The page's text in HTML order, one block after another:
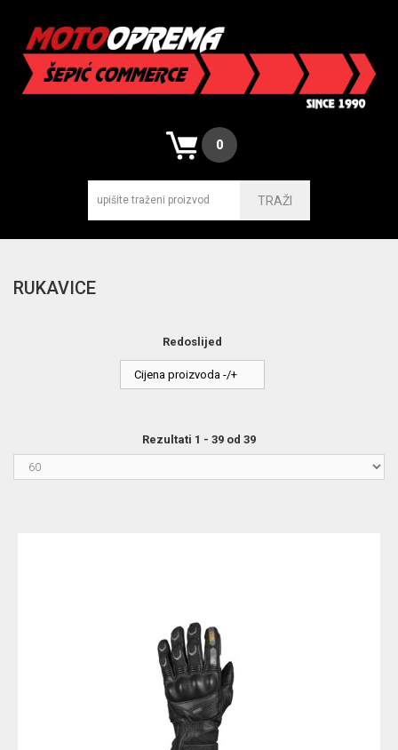
0
TRAŽI
RUKAVICE
Redoslijed
Cijena proizvoda -/+
Rezultati 1 - 39 od 39